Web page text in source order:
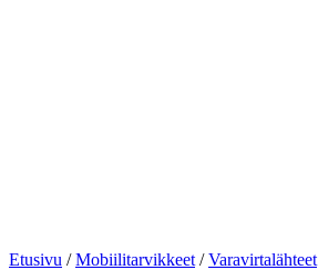
Etusivu /Mobiilitarvikkeet /Varavirtalähteet